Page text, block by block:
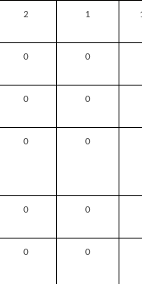
2 1
0 0
0 0
0 0
0 0
0 0